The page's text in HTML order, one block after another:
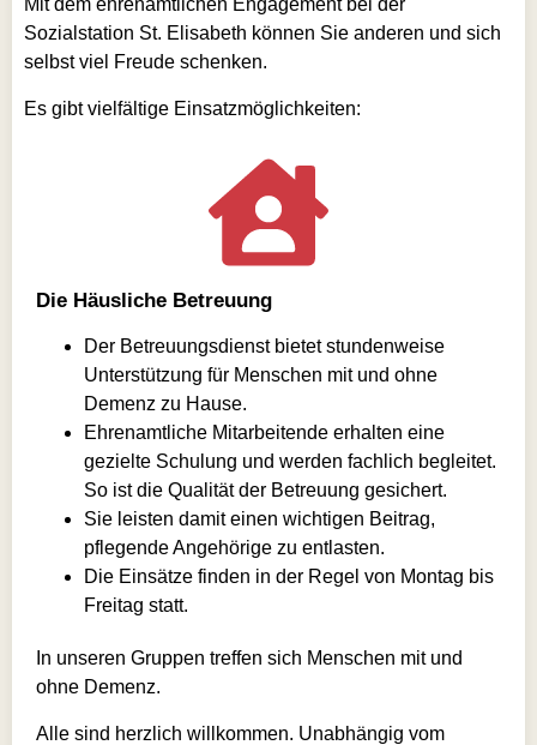
Mit dem ehrenamtlichen Engagement bei der
Sozialstation St. Elisabeth können Sie anderen und sich
selbst viel Freude schenken.
Es gibt vielfältige Einsatzmöglichkeiten:
Die Häusliche Betreuung
Der Betreuungsdienst bietet stundenweise
Unterstützung für Menschen mit und ohne
Demenz zu Hause.
Ehrenamtliche Mitarbeitende erhalten eine
gezielte Schulung und werden fachlich begleitet.
So ist die Qualität der Betreuung gesichert.
Sie leisten damit einen wichtigen Beitrag,
pflegende Angehörige zu entlasten.
Die Einsätze finden in der Regel von Montag bis
Freitag statt.
In unseren Gruppen treffen sich Menschen mit und
ohne Demenz.
Alle sind herzlich willkommen. Unabhängig vom